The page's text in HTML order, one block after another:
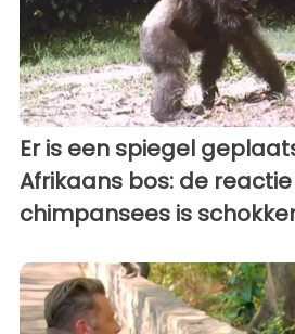
Er is een spiegel
Afrikaans bos: de
chimpansees is